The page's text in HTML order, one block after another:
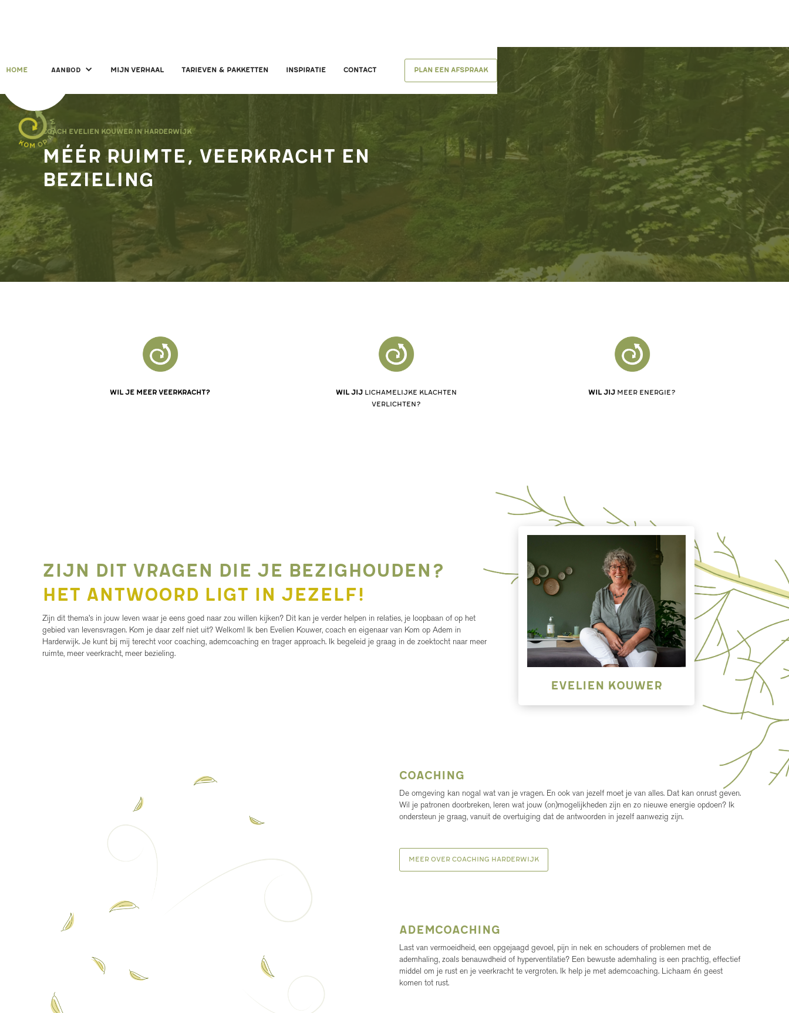
Home Aanbod mijn verhaal tarieven & pakketten inspiratie Contact Plan een afspraak
Coach Evelien Kouwer in Harderwijk
Méér ruimte, veerkracht en
bezieling
Wil jijlichamelijke klachten
Wil jijmeer energie? wil jijmeer ademruimte?
Zijn dit vragen die je bezighouden?
Het antwoord ligt in jezelf!
Zijn dit thema’s in jouw leven waar je eens goed naar zou willen kijken? Dit kan je verder helpen in relaties, je loopbaan of op het
gebied van levensvragen. Kom je daar zelf niet uit? Welkom! Ik ben Evelien Kouwer, coach en eigenaar van Kom op Adem in
Harderwijk. Je kunt bij mij terecht voor coaching, ademcoaching en trager approach. Ik begeleid je graag in de zoektocht naar meer
ruimte, meer veerkracht, meer bezieling.
Evelien Kouwer
Coaching
De omgeving kan nogal wat van je vragen. En ook van jezelf moet je van alles. Dat kan onrust geven.
Wil je patronen doorbreken, leren wat jouw (on)mogelijkheden zijn en zo nieuwe energie opdoen? Ik
ondersteun je graag, vanuit de overtuiging dat de antwoorden in jezelf aanwezig zijn.
Meer over coaching Harderwijk
ademCoaching
Last van vermoeidheid, een opgejaagd gevoel, pijn in nek en schouders of problemen met de
ademhaling, zoals benauwdheid of hyperventilatie? Een bewuste ademhaling is een prachtig, effectief
middel om je rust en je veerkracht te vergroten. Ik help je met ademcoaching. Lichaam én geest
komen tot rust.